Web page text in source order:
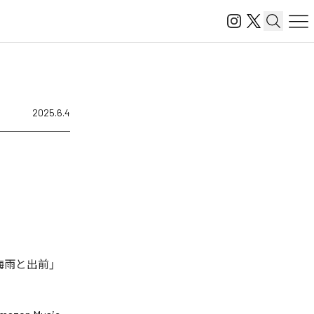
2025.6.4
と出前」